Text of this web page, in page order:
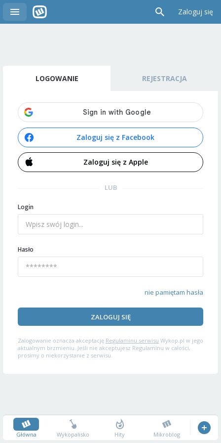
Zaloguj się
LOGOWANIE REJESTRACJA
Zaloguj się z Facebook
Zaloguj się z Apple
LUB
Login
Hasło
nie pamiętam hasła
ZALOGUJ SIĘ
Zalogowanie oznacza akceptację Regulaminu serwisu Wykop.pl w jego
aktualnym brzmieniu. Jeśli nie akceptujesz Regulaminu w całości,
prosimy o niekorzystanie z serwisu.
Główna Wykopalisko Hity Mikroblog